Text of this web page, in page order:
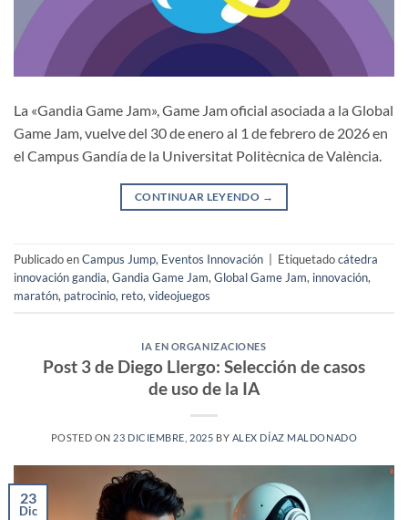
La «Gandia Game Jam», Game Jam oficial asociada a la Global
Game Jam, vuelve del 30 de enero al 1 de febrero de 2026 en
el Campus Gandía de la Universitat Politècnica de València.
CONTINUAR LEYENDO →
Publicado enCampus Jump, Eventos Innovación Etiquetadocátedra
innovación gandia, Gandia Game Jam, Global Game Jam, innovación,
maratón, patrocinio, reto, videojuegos
IA EN ORGANIZACIONES
Post 3 de Diego Llergo: Selección de casos
de uso de la IA
POSTED ON 23 DICIEMBRE, 2025 BY ALEX DÍAZ MALDONADO
23
Dic